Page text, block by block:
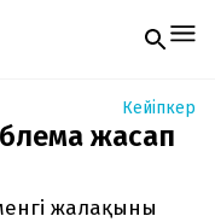
нөмір
Кейіпкер
жасап
жалақыны